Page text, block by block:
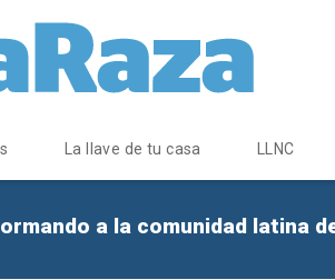
La llave de tu casa LLNC
a la comunidad latina